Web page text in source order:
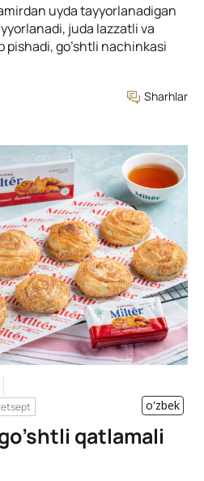
uyda tayyorlanadigan
juda lazzatli va
pishadi, go’shtli nachinkasi
Sharhlar
o'zbek
qatlamali